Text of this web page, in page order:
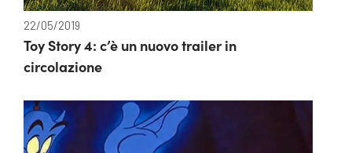
22/05/2019
Toy Story 4: c’è un nuovo trailer in
circolazione